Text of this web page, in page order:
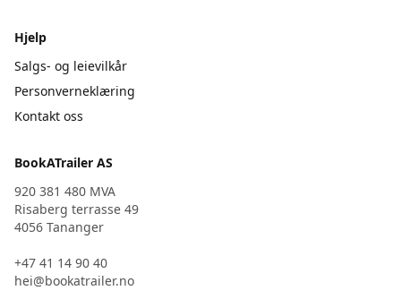
Hjelp
Salgs- og leievilkår
Personverneklæring
Kontakt oss
BookATrailer AS
920 381 480 MVA
Risaberg terrasse 49
4056 Tananger
+47 41 14 90 40
hei@bookatrailer.no